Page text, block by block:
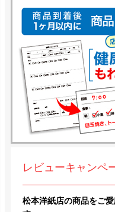
レビューキャンペ
松本洋紙店の商品をご